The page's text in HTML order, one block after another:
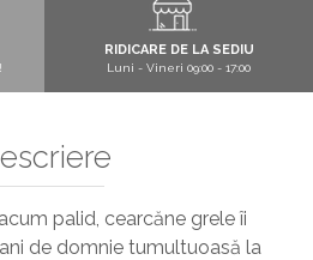
RIDICARE DE LA SEDIU
Luni - Vineri 09:00 - 17:00
palid, cearcăne grele îi
de domnie tumultuoasă la